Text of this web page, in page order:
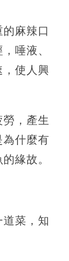
麻辣口
唾液、
使人興
，產生
什麼有
緣故。
菜，知